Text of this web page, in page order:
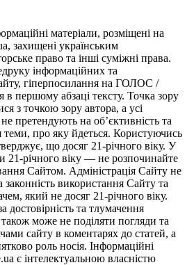
матеріали, розміщені на
захищені українським
право та інші суміжні права.
інформаційних та
гіперпосилання на ГОЛОС /
в першому абзаці тексту. Точка зору
з точкою зору автора, а усі
претендують на об’єктивність та
теми, про яку йдеться. Користуючись
що досяг 21-річного віку. У
21-річного віку — не розпочинайте
Сайтом. Адміністрація Сайту не
законність використання Сайту та
який не досяг 21-річного віку.
достовірність та тлумачення
також може не поділяти погляди та
сайту в коментарях до статей, а
роль носія. Інформаційні
є інтелектуальною власністю